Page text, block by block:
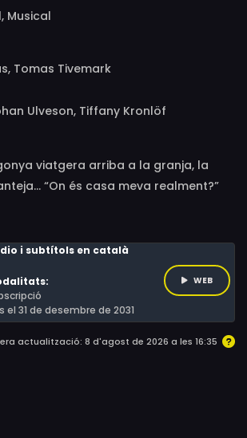
Musical
Tomas Tivemark
Ulveson, Tiffany Kronlöf
viatgera arriba a la granja, la
“On és casa meva realment?”
i subtítols en català
el 31 de desembre de 2031
WEB
actualització: 8 d'agost de 2026 a les 16:35